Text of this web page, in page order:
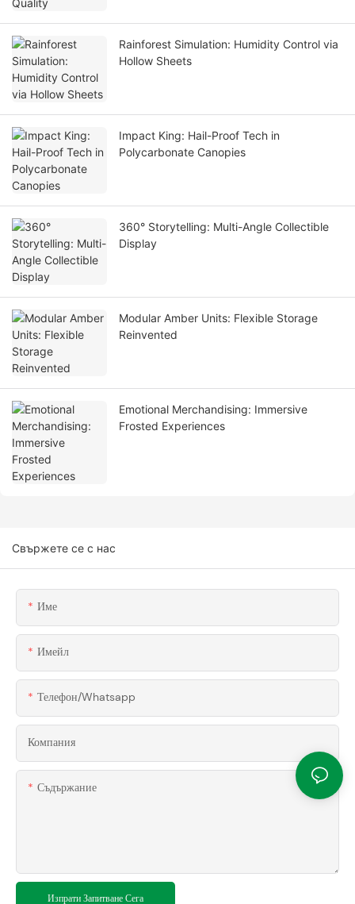
Rainforest Simulation: Humidity Control via
Hollow Sheets
Impact King: Hail-Proof Tech in
Polycarbonate Canopies
360° Storytelling: Multi-Angle Collectible
Display
Modular Amber Units: Flexible Storage
Reinvented
Emotional Merchandising: Immersive
Frosted Experiences
Свържете се с нас
Име
Имейл
Телефон/whatsapp
Компания
Съдържание
Изпрати Запитване Сега